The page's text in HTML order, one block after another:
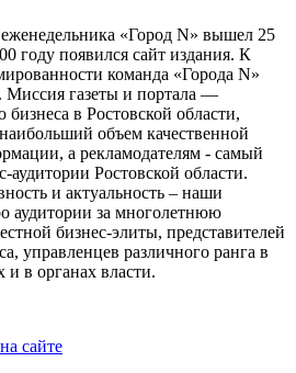
«Город N» вышел 25
году появился сайт издания. К
команда «Города N»
Миссия газеты и портала —
бизнеса в Ростовской области,
объем качественной
а рекламодателям - самый
Ростовской области.
и актуальность – наши
аудитории за многолетнюю
бизнес-элиты, представителей
управленцев различного ранга в
в органах власти.
сайте